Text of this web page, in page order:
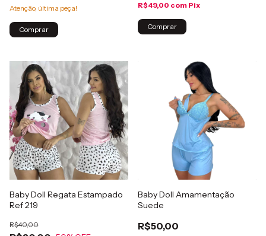
Atenção, última peça!
Comprar
R$49,00 com Pix
Comprar
Baby Doll Regata Estampado
Ref 219
R$40,00
Baby Doll Amamentação
Suede
R$50,00